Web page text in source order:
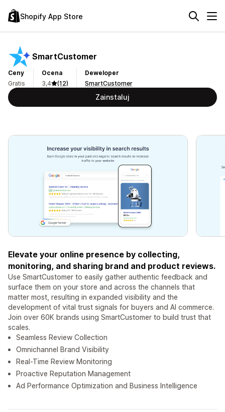
Shopify App Store
SmartCustomer
Ceny
Gratis
Ocena
3,4
(12)
Deweloper
SmartCustomer
Zainstaluj
Elevate your online presence by collecting,
monitoring, and sharing brand and product reviews.
Use SmartCustomer to easily gather authentic feedback and
surface them on your store and across the channels that
matter most, resulting in expanded visibility and the
development of vital trust signals for buyers and AI commerce.
Join over 60K brands using SmartCustomer to build trust that
scales.
Seamless Review Collection
Omnichannel Brand Visibility
Real-Time Review Monitoring
Proactive Reputation Management
Ad Performance Optimization and Business Intelligence